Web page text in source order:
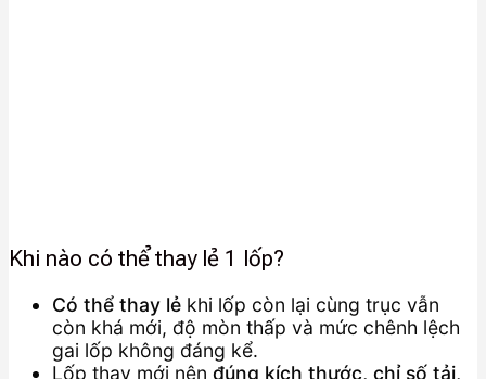
Khi nào có thể thay lẻ 1 lốp?
Có thể thay lẻ khi lốp còn lại cùng trục vẫn
còn khá mới, độ mòn thấp và mức chênh lệch
gai lốp không đáng kể.
Lốp thay mới nên đúng kích thước, chỉ số tải,